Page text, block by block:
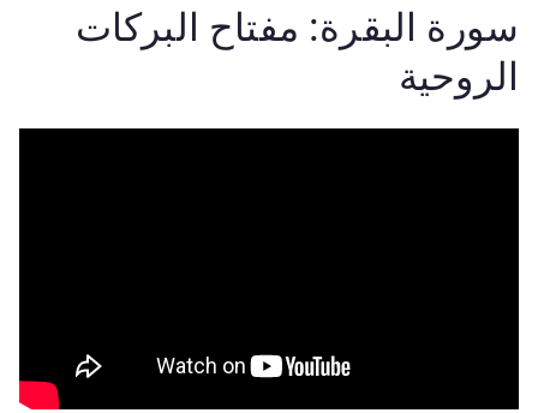
سورة البقرة: مفتاح البركات
الروحية